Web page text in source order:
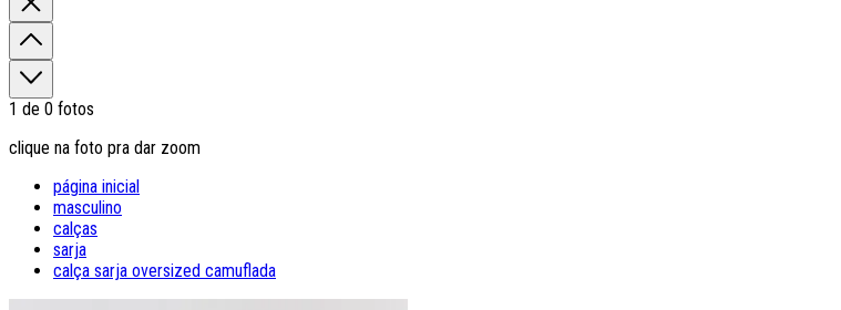
1 de 0 fotos
clique na foto pra dar zoom
página inicial
masculino
calças
sarja
calça sarja oversized camuflada